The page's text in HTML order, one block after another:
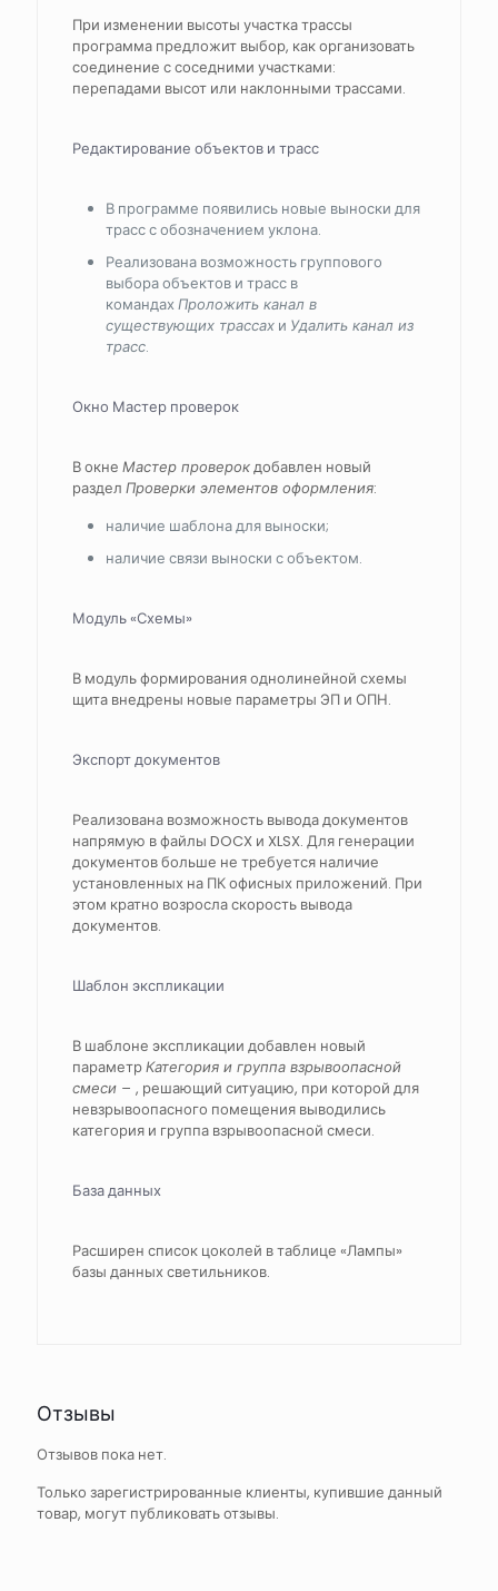
При изменении высоты участка трассы
программа предложит выбор, как организовать
соединение с соседними участками:
перепадами высот или наклонными трассами.
Редактирование объектов и трасс
В программе появились новые выноски для
трасс с обозначением уклона.
Реализована возможность группового
выбора объектов и трасс в
командахПроложить канал в
существующих трассахи Удалить канал из
трасс.
Окно Мастер проверок
В окне Мастер проверокдобавлен новый
раздел Проверки элементов оформления:
наличие шаблона для выноски;
наличие связи выноски с объектом.
Модуль «Схемы»
В модуль формирования однолинейной схемы
щита внедрены новые параметры ЭП и ОПН.
Экспорт документов
Реализована возможность вывода документов
напрямую в файлы DOCX и XLSX. Для генерации
документов больше не требуется наличие
установленных на ПК офисных приложений. При
этом кратно возросла скорость вывода
документов.
Шаблон экспликации
В шаблоне экспликации добавлен новый
параметрКатегория и группа взрывоопасной
смеси – , решающий ситуацию, при которой для
невзрывоопасного помещения выводились
категория и группа взрывоопасной смеси.
База данных
Расширен список цоколей в таблице «Лампы»
базы данных светильников.
Отзывы
Отзывов пока нет.
Только зарегистрированные клиенты, купившие данный
товар, могут публиковать отзывы.